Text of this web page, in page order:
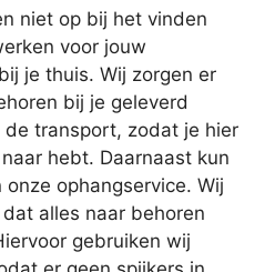
niet op bij het vinden
voor jouw
je thuis. Wij zorgen er
bij je geleverd
transport, zodat je hier
hebt. Daarnaast kun
ophangservice. Wij
alles naar behoren
gebruiken wij